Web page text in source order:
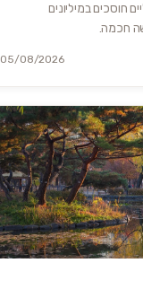
חוסכים במיליונים
חכמה.
05/08/2026